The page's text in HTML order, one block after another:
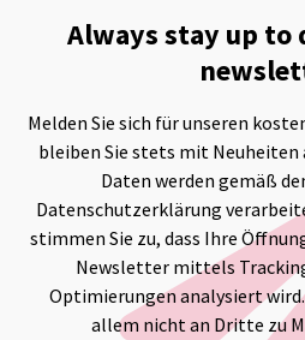
Always stay up
Melden Sie sich für unseren
bleiben Sie stets mit Neuheiten
Daten werden gemäß
Datenschutzerklärung
stimmen Sie zu, dass Ihre
Newsletter mittels
Optimierungen analysiert
allem nicht an Dritte zu